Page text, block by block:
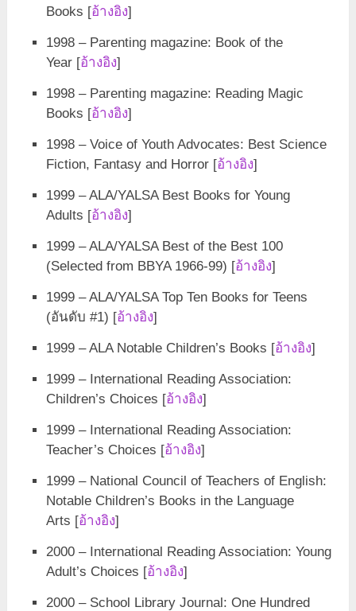
Books [อ้างอิง]
1998 – Parenting magazine: Book of the
Year [อ้างอิง]
1998 – Parenting magazine: Reading Magic
Books [อ้างอิง]
1998 – Voice of Youth Advocates: Best Science
Fiction, Fantasy and Horror [อ้างอิง]
1999 – ALA/YALSA Best Books for Young
Adults [อ้างอิง]
1999 – ALA/YALSA Best of the Best 100
(Selected from BBYA 1966-99) [อ้างอิง]
1999 – ALA/YALSA Top Ten Books for Teens
(อันดับ #1) [อ้างอิง]
1999 – ALA Notable Children’s Books [อ้างอิง]
1999 – International Reading Association:
Children’s Choices [อ้างอิง]
1999 – International Reading Association:
Teacher’s Choices [อ้างอิง]
1999 – National Council of Teachers of English:
Notable Children’s Books in the Language
Arts [อ้างอิง]
2000 – International Reading Association: Young
Adult’s Choices [อ้างอิง]
2000 – School Library Journal: One Hundred